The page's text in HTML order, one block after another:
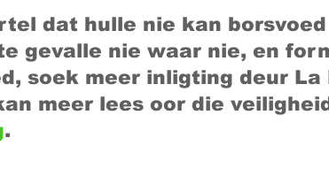
dat hulle nie kan
gevalle nie waar nie, en
soek meer inligting deur La
meer lees oor die
.